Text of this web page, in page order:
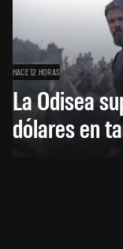
HACE 12 HORAS
La Odisea
dólares en